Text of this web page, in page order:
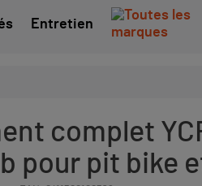
Entretien
complet
pour pit bike